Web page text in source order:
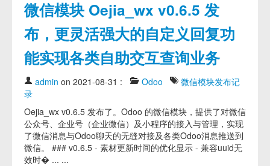
微信模块 Oejia_wx v0.6.5 发
布，更灵活强大的自定义回复功
能实现各类自助交互查询业务
admin on 2021-08-31 : Odoo
微信模块发布记
录
Oejia_wx v0.6.5 发布了。Odoo 的微信模块，提供了对微信
公众号、企业号（企业微信）及小程序的接入与管理，实现
了微信消息与Odoo聊天的无缝对接及各类Odoo消息推送到
微信。 ### v0.6.5 - 素材更新时间的优化显示 - 兼容uuid无
效时� ... ...